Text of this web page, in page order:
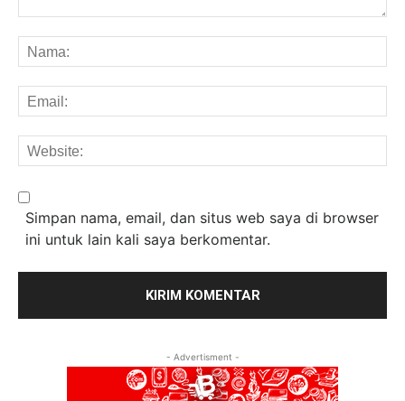
Simpan nama, email, dan situs web saya di browser
ini untuk lain kali saya berkomentar.
- Advertisment -